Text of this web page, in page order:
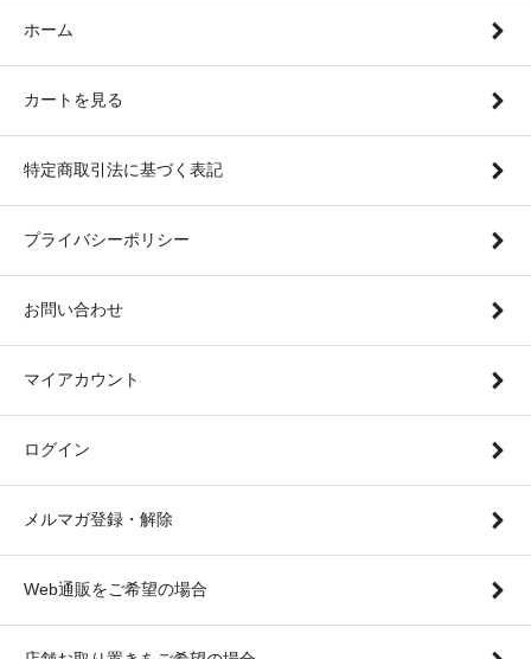
ホーム
カートを見る
特定商取引法に基づく表記
プライバシーポリシー
お問い合わせ
マイアカウント
ログイン
メルマガ登録・解除
Web通販をご希望の場合